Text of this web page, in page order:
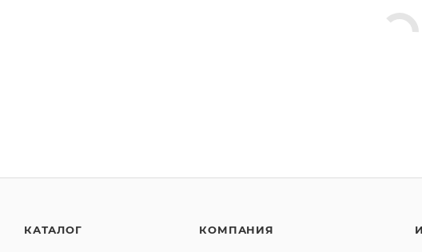
КАТАЛОГ КОМПАНИЯ